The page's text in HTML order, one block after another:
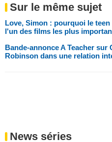
Sur le même sujet
Love, Simon : pourquoi le
l'un des films les plus
Bande-annonce A Teacher
Robinson dans une relation
News séries